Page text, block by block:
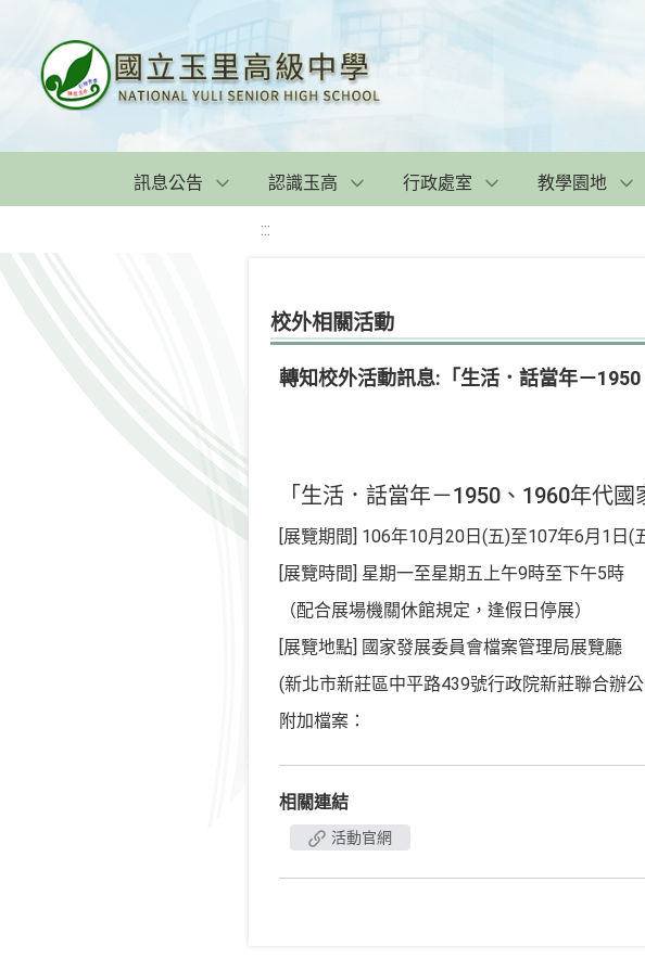
訊息公告 認識玉高 行政處室 教學園地
:::
校外相關活動
轉知校外活動訊息:「生活．話當年－
「生活．話當年－1950、1960年代
[展覽期間] 106年10月20日(五)至107年6月1日(
[展覽時間] 星期一至星期五上午9時至下午5時
（配合展場機關休館規定，逢假日停展）
[展覽地點] 國家發展委員會檔案管理局展覽廳
(新北市新莊區中平路439號行政院新莊聯合辦
附加檔案：
相關連結
活動官網